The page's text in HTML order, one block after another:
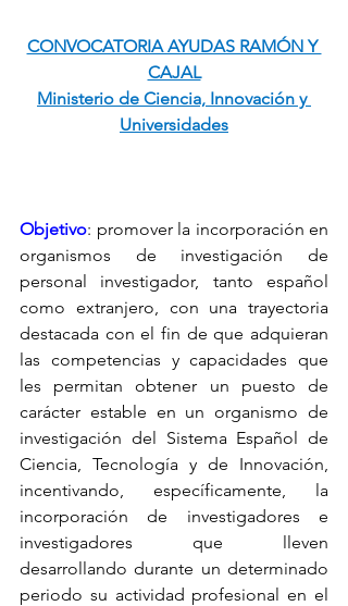
CONVOCATORIA AYUDAS RAMÓN Y
CAJAL
Ministerio de Ciencia, Innovación y
Universidades
Objetivo: promover la incorporación en
organismos de investigación de
personal investigador, tanto español
como extranjero, con una trayectoria
destacada con el fin de que adquieran
las competencias y capacidades que
les permitan obtener un puesto de
carácter estable en un organismo de
investigación del Sistema Español de
Ciencia, Tecnología y de Innovación,
incentivando, específicamente, la
incorporación de investigadores e
investigadores que lleven
desarrollando durante un determinado
periodo su actividad profesional en el